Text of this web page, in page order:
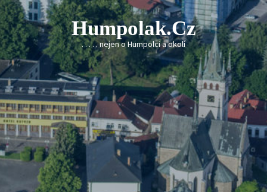
Skip
to
content
Humpolak.cz
. . . . . nejen o Humpolci a okolí